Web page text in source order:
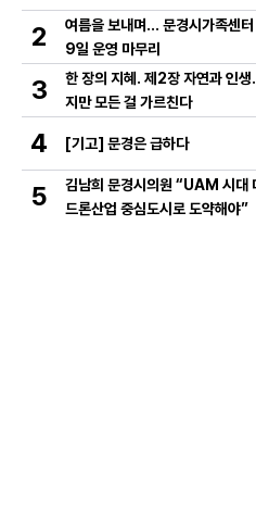
2
여름을 보내며… 문경시가족센터
9일 운영 마무리
3
한 장의 지혜. 제2장 자연과 인
지만 모든 걸 가르친다
4 [기고] 문경은 급하다
5
김남희 문경시의원 “UAM 시대
드론산업 중심도시로 도약해야”